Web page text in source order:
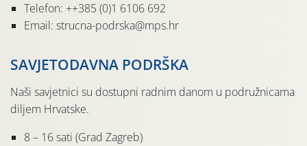
Telefon: ++385 (0)1 6106 692
Email: strucna-podrska@mps.hr
SAVJETODAVNA PODRŠKA
Naši savjetnici su dostupni radnim danom u podružnicama
diljem Hrvatske.
8 – 16 sati (Grad Zagreb)